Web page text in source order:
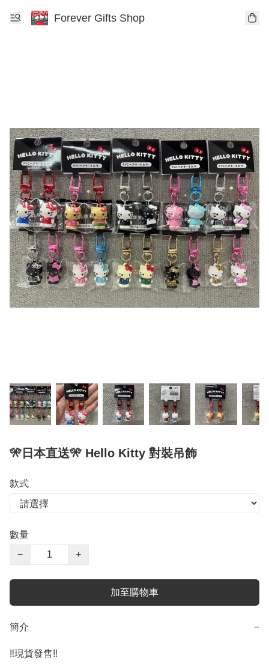
Forever Gifts Shop
🎌日本直送🎌 Hello Kitty 對裝吊飾
款式
數量
−
+
加至購物車
簡介 −
‼️現貨發售‼️